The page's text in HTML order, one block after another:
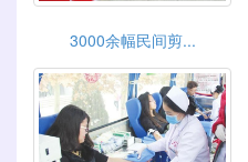
3000余幅民间剪...